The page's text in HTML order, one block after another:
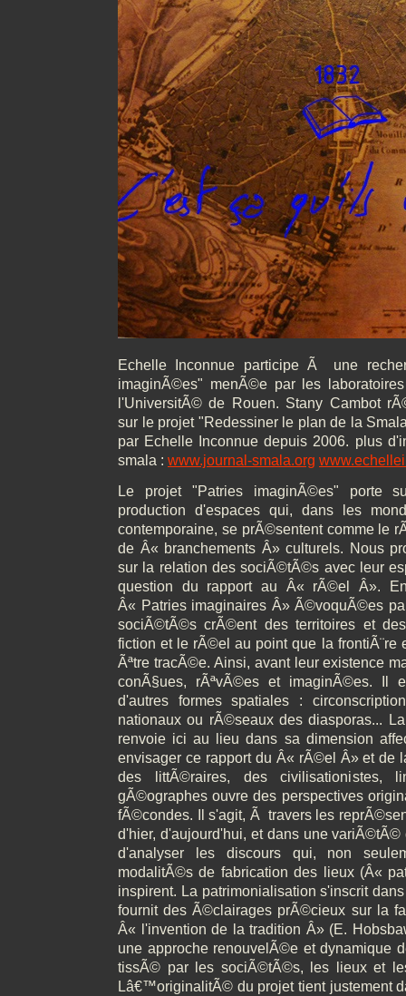
Echelle Inconnue participe Ã une
imaginÃ©es" menÃ©e par les
l'UniversitÃ© de Rouen. Stany Cambot
sur le projet "Redessiner le plan de la
par Echelle Inconnue depuis 2006. plus
smala : www.journal-smala.org
Le projet "Patries imaginÃ©es" porte
production d'espaces qui, dans les
contemporaine, se prÃ©sentent comme le
de Â« branchements Â» culturels. Nous
sur la relation des sociÃ©tÃ©s avec leur
question du rapport au Â« rÃ©el Â».
Â« Patries imaginaires Â» Ã©voquÃ©es
sociÃ©tÃ©s crÃ©ent des territoires et
fiction et le rÃ©el au point que la frontiÃ¨re
Ãªtre tracÃ©e. Ainsi, avant leur existence
conÃ§ues, rÃªvÃ©es et imaginÃ©es. Il
d'autres formes spatiales :
nationaux ou rÃ©seaux des diasporas...
renvoie ici au lieu dans sa dimension
envisager ce rapport du Â« rÃ©el Â» et de
des littÃ©raires, des civilisationistes,
gÃ©ographes ouvre des perspectives
fÃ©condes. Il s'agit, Ã travers les
d'hier, d'aujourd'hui, et dans une variÃ©tÃ©
d'analyser les discours qui, non
modalitÃ©s de fabrication des lieux (Â«
inspirent. La patrimonialisation s'inscrit
fournit des Ã©clairages prÃ©cieux sur la
Â« l'invention de la tradition Â» (E.
une approche renouvelÃ©e et dynamique
tissÃ© par les sociÃ©tÃ©s, les lieux et
Lâ€™originalitÃ© du projet tient justement